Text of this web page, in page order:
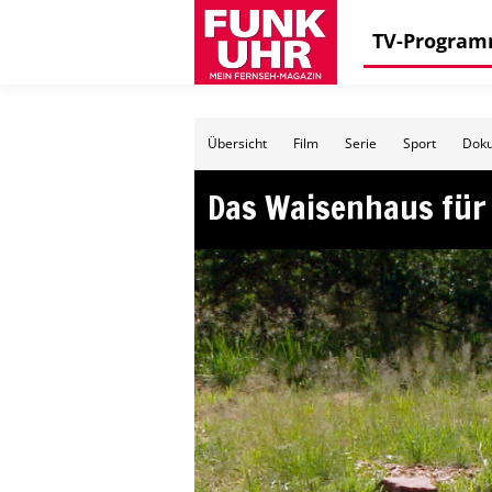
TV-
Übersicht Film Serie Sport
Das Waisenhaus